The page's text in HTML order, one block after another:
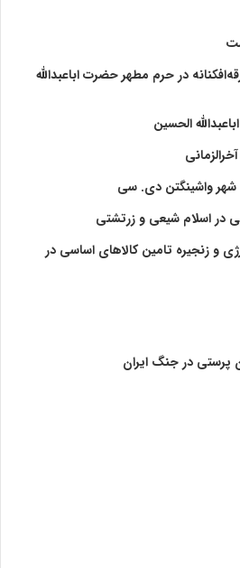
در حرم مطهر حضرت اباعبدالله
الحسین
واشينگتن دی. سی
در اسلام شیعی و زرتشتی
و زنجیره تامین کالاهای اساسی در
در جنگ ایران